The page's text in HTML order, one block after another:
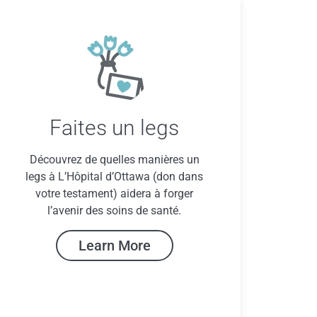
Faites un legs
Découvrez de quelles manières un
legs à L’Hôpital d’Ottawa (don dans
votre testament) aidera à forger
l’avenir des soins de santé.
Learn More